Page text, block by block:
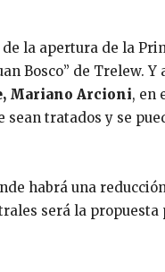
la apertura de la
Bosco” de Trelew.
Mariano Arcioni, en
tratados y se
habrá una
será la propuesta